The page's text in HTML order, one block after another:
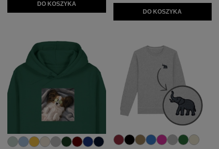
DO KOSZYKA
DO KOSZYKA